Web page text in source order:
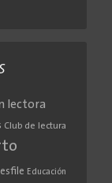
lectora
Club de lectura
Educación